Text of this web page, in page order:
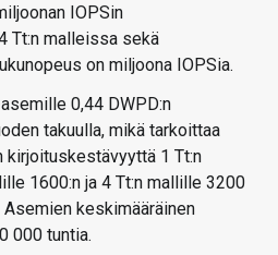
IOPSin
Tt:n malleissa sekä
on miljoona IOPSia.
0,44 DWPD:n
takuulla, mikä tarkoittaa
kirjoituskestävyyttä 1 Tt:n
1600:n ja 4 Tt:n mallille 3200
keskimääräinen
000 tuntia.